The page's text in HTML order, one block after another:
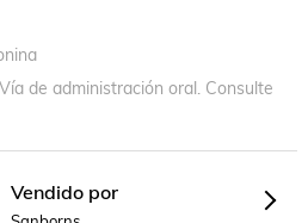
Vía de administración oral. Consulte
Vendido por